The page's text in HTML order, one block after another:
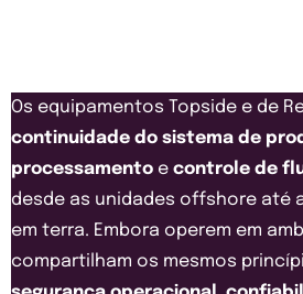
Os equipamentos Topside e de
continuidade do sistema de
processamento e controle de
desde as unidades offshore até
em terra. Embora operem em
compartilham os mesmos